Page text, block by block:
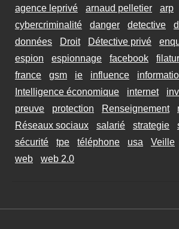
agence leprivé arnaud pelletier arp
cybercriminalité
danger detective
données
Droit Détective privé
espion
espionnage facebook
france
gsm ie influence
Intelligence économique
internet
preuve
protection Renseignement
Réseaux sociaux
salarié strategie
sécurité
tpe téléphone usa Veille
web
web 2.0